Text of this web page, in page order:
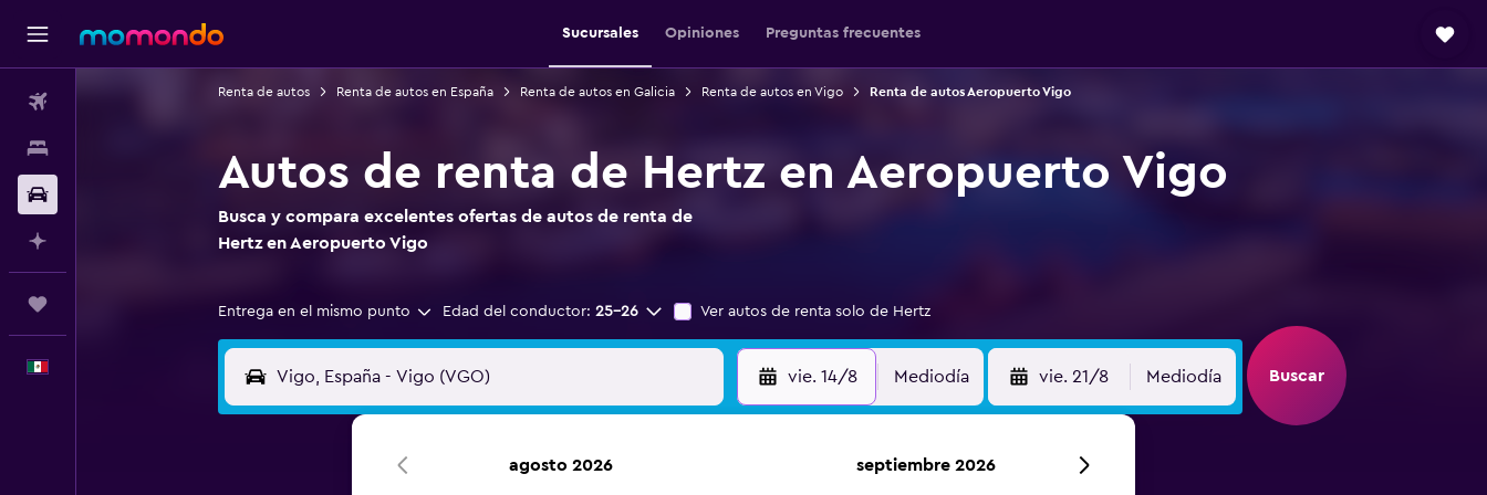
Sucursales Opiniones Preguntas frecuentes
Renta de autos Renta de autos en España Renta de autos en Galicia Renta de autos en Vigo Renta de autos Aeropuerto Vigo
Autos de renta de Hertz en Aeropuerto Vigo
Busca y compara excelentes ofertas de autos de renta de
Hertz en Aeropuerto Vigo
Entrega en el mismo punto Edad del conductor: 25-26 Ver autos de renta solo de Hertz
vie. 14/8 Mediodía vie. 21/8 Mediodía Buscar
agosto 2026 septiembre 2026